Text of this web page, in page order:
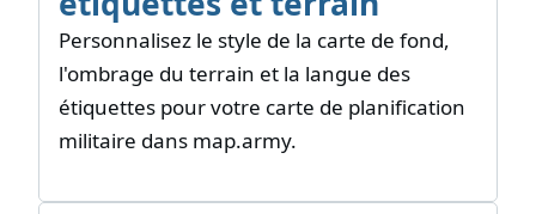
Personnalisez le style de la carte de fond,
l'ombrage du terrain et la langue des
étiquettes pour votre carte de planification
militaire dans map.army.